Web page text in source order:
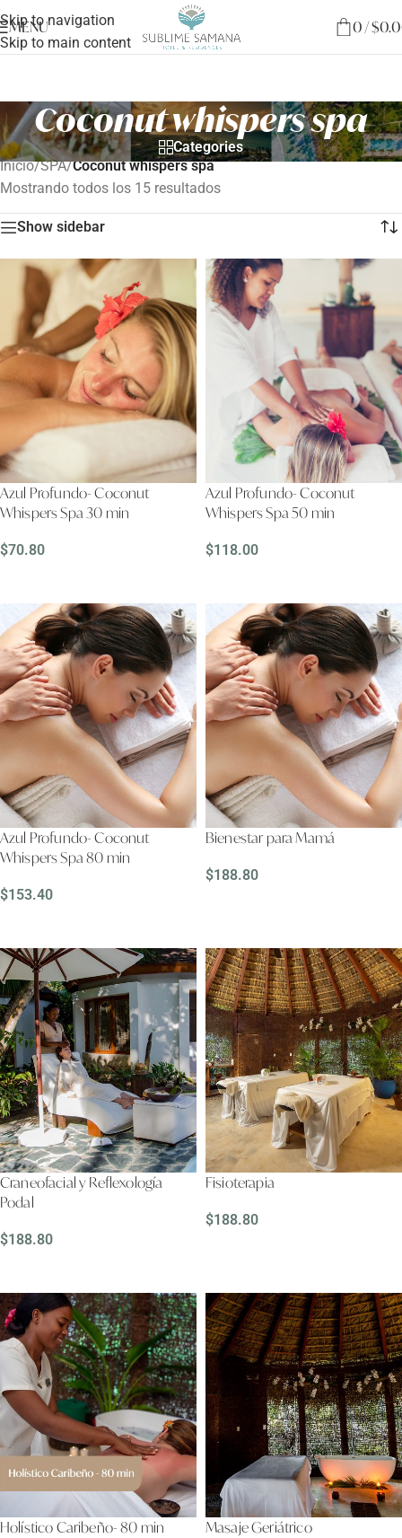
Skip to navigation
Skip to main content
MENU 0/$
Coconut whispers spa
Categories
Inicio/SPA/Coconut whispers spa
Mostrando todos los 15 resultados
Show sidebar
Azul Profundo- Coconut
Whispers Spa 30 min
$70.80
Azul Profundo- Coconut
Whispers Spa 50 min
$118.00
Azul Profundo- Coconut
Whispers Spa 80 min
$153.40
Bienestar para Mamá
$188.80
Craneofacial y Reflexología
Podal
$188.80
Fisioterapia
$188.80
Holístico Caribeño- 80 min Masaje Geriátrico